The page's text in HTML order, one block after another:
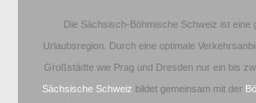
Die Sächsisch-Böhmische Schweiz ist eine
Urlaubsregion. Durch eine optimale
Großstädte wie Prag und Dresden nur ein bis
Sächsische Schweiz bildet gemeinsam mit der